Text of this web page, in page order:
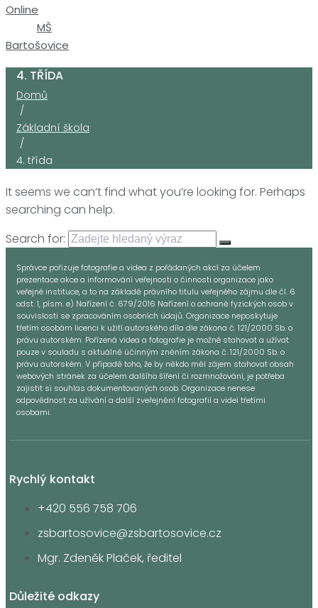
Online
MŠ
Bartošovice
4. TŘÍDA
Domů
/
Základní škola
/
4. třída
It seems we can’t find what you’re looking for. Perhaps
searching can help.
Search for:
Správce pořizuje fotografie a videa z pořádaných akcí za účelem
prezentace akce a informování veřejnosti o činnosti organizace jako
veřejné instituce, a to na základě právního titulu veřejného zájmu dle čl. 6
odst. 1, písm. e) Nařízení č. 679/2016 Nařízení o ochraně fyzických osob v
souvislosti se zpracováním osobních údajů. Organizace neposkytuje
třetím osobám licenci k užití autorského díla dle zákona č. 121/2000 Sb. o
právu autorském. Pořízená videa a fotografie je možné stahovat a užívat
pouze v souladu s aktuálně účinným zněním zákona č. 121/2000 Sb. o
právu autorském. V případě toho, že by někdo měl zájem stahovat obsah
webových stránek za účelem dalšího šíření či rozmnožování, je potřeba
zajistit si souhlas dokumentovaných osob. Organizace nenese
odpovědnost za užívání a další zveřejnění fotografií a videí třetími
osobami.
Rychlý kontakt
+420 556 758 706
zsbartosovice@zsbartosovice.cz
Mgr. Zdeněk Plaček, ředitel
Důležité odkazy